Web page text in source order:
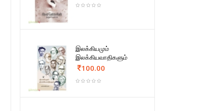
இலக்கியமும்
இலக்கியவாதிகளும்
100.00